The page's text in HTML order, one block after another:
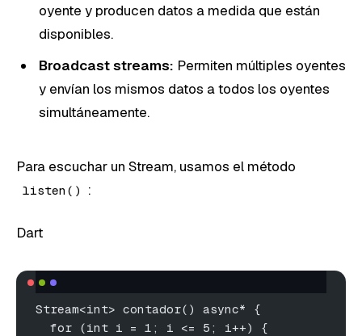
oyente y producen datos a medida que están
disponibles.
Broadcast streams: Permiten múltiples oyentes
y envían los mismos datos a todos los oyentes
simultáneamente.
Para escuchar un Stream, usamos el método
listen() :
Dart
Stream<int> contador() async* {
  for (int i = 1; i <= 5; i++) {